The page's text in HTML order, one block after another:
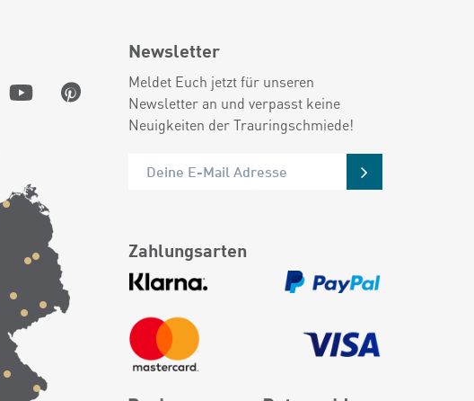
Newsletter
Meldet Euch jetzt für unseren
Newsletter an und verpasst keine
Neuigkeiten der Trauringschmiede!
Zahlungsarten